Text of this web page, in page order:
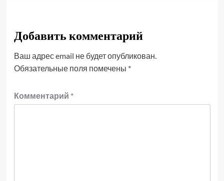
Добавить комментарий
Ваш адрес email не будет опубликован.
Обязательные поля помечены *
Комментарий *